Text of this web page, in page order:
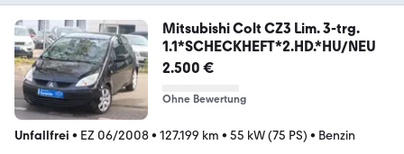
Mitsubishi Colt CZ3 Lim. 3-trg.
1.1*SCHECKHEFT*2.HD.*HU/NEU
2.500 €
Ohne Bewertung
Unfallfrei • EZ 06/2008• 127.199 km • 55 kW (75 PS) • Benzin